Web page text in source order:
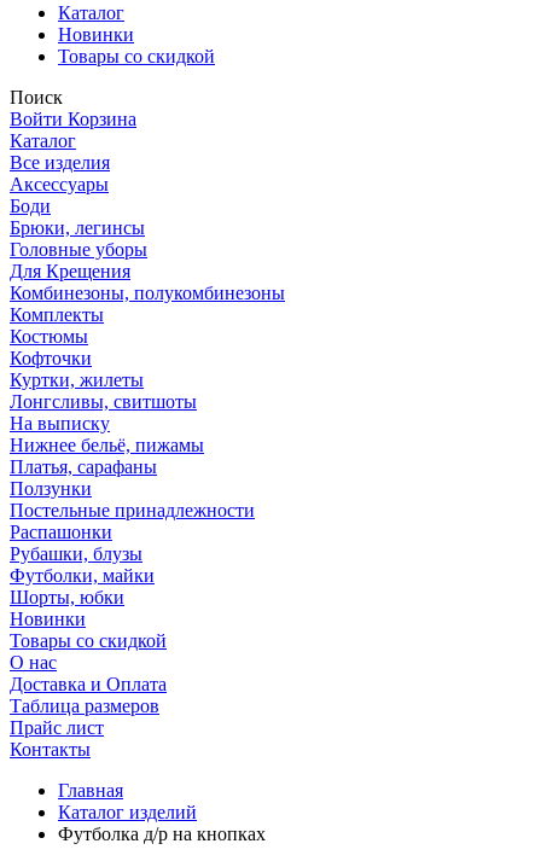
Каталог
Новинки
Товары со скидкой
Поиск
Войти Корзина
Каталог
Все изделия
Аксесcуары
Боди
Брюки, легинсы
Головные уборы
Для Крещения
Комбинезоны, полукомбинезоны
Комплекты
Костюмы
Кофточки
Куртки, жилеты
Лонгсливы, свитшоты
На выписку
Нижнее бельё, пижамы
Платья, сарафаны
Ползунки
Постельные принадлежности
Распашонки
Рубашки, блузы
Футболки, майки
Шорты, юбки
Новинки
Товары со скидкой
О нас
Доставка и Оплата
Таблица размеров
Прайс лист
Контакты
Главная
Каталог изделий
Футболка д/р на кнопках